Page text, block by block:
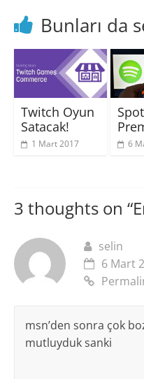
Bunları da
Twitch Oyun
Satacak!
1 Mart 2017 6
3 thoughts on “
selin
6 Mart
msn’den sonra çok
mutluyduk sanki